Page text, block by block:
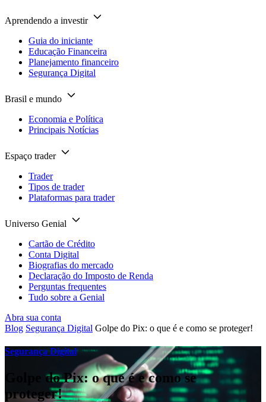
Aprendendo a investir
Guia do iniciante
Educação Financeira
Planejamento financeiro
Segurança Digital
Brasil e mundo
Economia e Política
Principais Notícias
Espaço trader
Trader
Tipos de trader
Plataformas para trader
Universo Genial
Cartão de Crédito
Conta Digital
Biografias do mercado
Declaração do Imposto de Renda
Perguntas frequentes
Tudo sobre a Genial
Abra sua conta
Blog Segurança Digital Golpe do Pix: o que é e como se proteger!
Segurança Digital
Golpe do Pix: o que é e como se
proteger!